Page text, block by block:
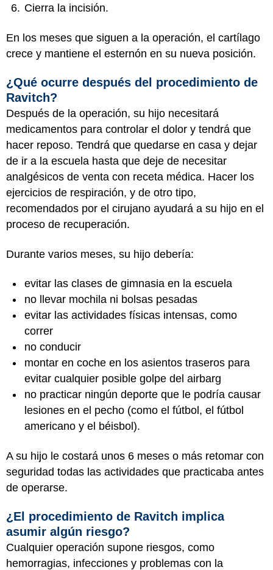
Cierra la incisión.
En los meses que siguen a la operación, el cartílago
crece y mantiene el esternón en su nueva posición.
¿Qué ocurre después del procedimiento de
Ravitch?
Después de la operación, su hijo necesitará
medicamentos para controlar el dolor y tendrá que
hacer reposo. Tendrá que quedarse en casa y dejar
de ir a la escuela hasta que deje de necesitar
analgésicos de venta con receta médica. Hacer los
ejercicios de respiración, y de otro tipo,
recomendados por el cirujano ayudará a su hijo en el
proceso de recuperación.
Durante varios meses, su hijo debería:
evitar las clases de gimnasia en la escuela
no llevar mochila ni bolsas pesadas
evitar las actividades físicas intensas, como
correr
no conducir
montar en coche en los asientos traseros para
evitar cualquier posible golpe del airbarg
no practicar ningún deporte que le podría causar
lesiones en el pecho (como el fútbol, el fútbol
americano y el béisbol).
A su hijo le costará unos 6 meses o más retomar con
seguridad todas las actividades que practicaba antes
de operarse.
¿El procedimiento de Ravitch implica
asumir algún riesgo?
Cualquier operación supone riesgos, como
hemorragias, infecciones y problemas con la